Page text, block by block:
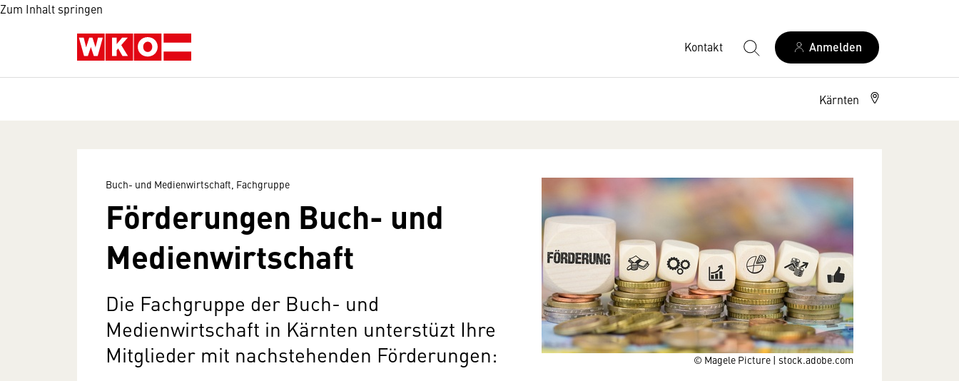
Zum Inhalt springen
Kontakt Anmelden
Kärnten
© Magele Picture | stock.adobe.com
Buch- und Medienwirtschaft, Fachgruppe
Förderungen Buch- und
Medienwirtschaft
Die Fachgruppe der Buch- und
Medienwirtschaft in Kärnten unterstüzt Ihre
Mitglieder mit nachstehenden Förderungen: